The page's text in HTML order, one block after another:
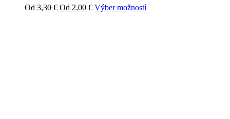
Od3,30€ Od 2,00 € Výber možností